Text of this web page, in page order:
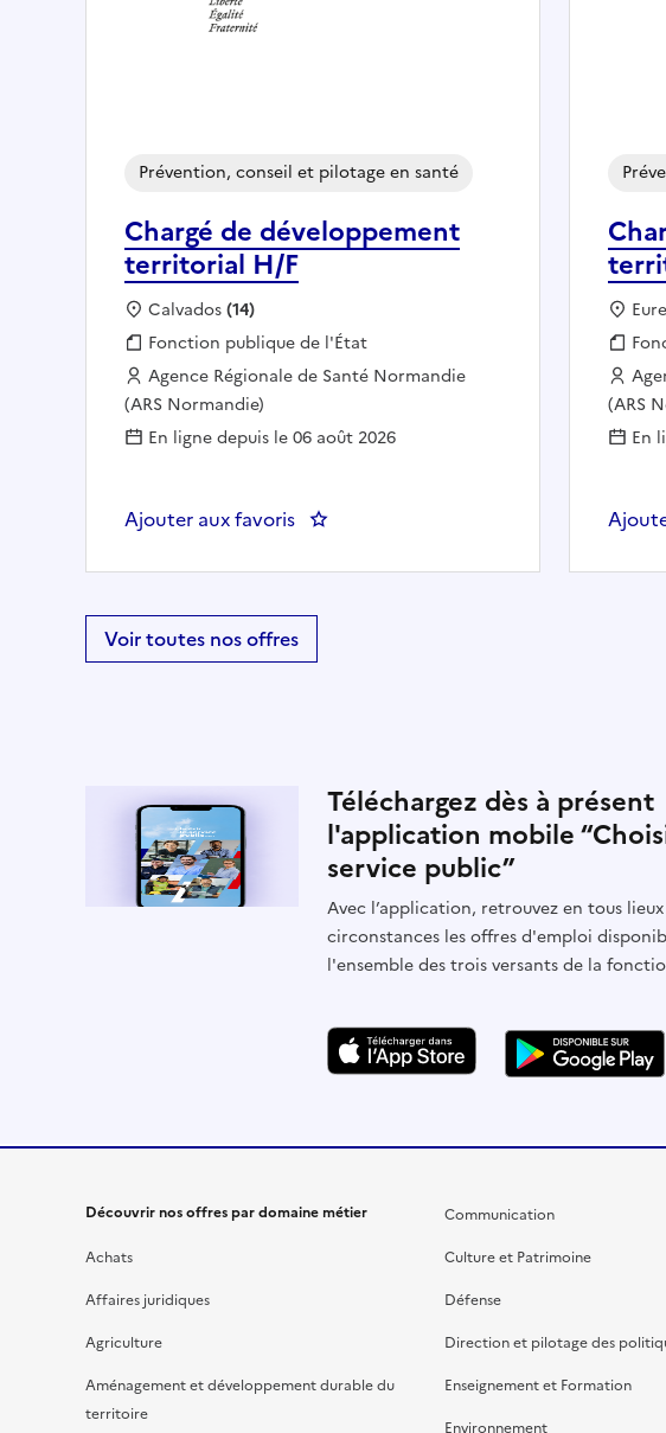
Chargé de développement
territorial H/F
Prévention, conseil et pilotage en santé
Localisation :
Calvados(14)
Fonction publique :
Fonction publique de l'État
Employeur :
Agence Régionale de Santé Normandie
(ARS Normandie)
En ligne depuis le 06 août 2026
Ajouter aux favoris : Chargé de développement territorial
Eure
(ARS
En
Voir toutes nos offres
Téléchargez dès à présent
l'application mobile
service public”
Avec l’application, retrouvez en tous
circonstances les offres d'emploi
l'ensemble des trois versants de la
Découvrir nos offres par domaine métier
Achats
Affaires juridiques
Agriculture
Aménagement et développement durable du
territoire
Communication
Culture et Patrimoine
Défense
Direction et pilotage des
Enseignement et Formation
Environnement